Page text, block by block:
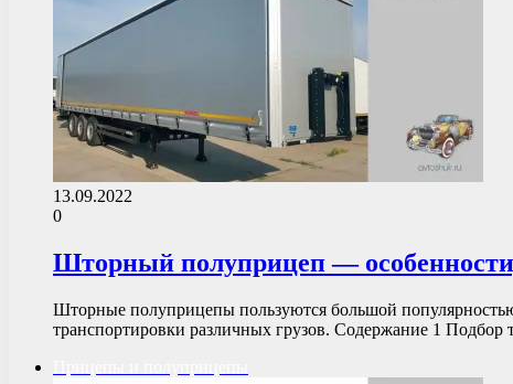
13.09.2022
0
Шторный полуприцеп —
Шторные полуприцепы пользуются большой
транспортировки различных грузов. Содержание 1